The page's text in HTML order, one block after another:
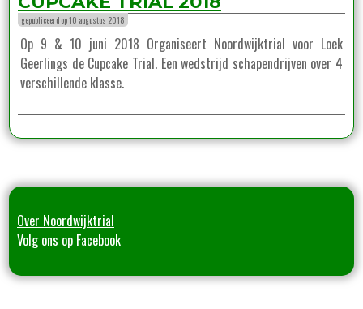
gepubliceerd op 10 augustus 2018
Op 9 & 10 juni 2018 Organiseert Noordwijktrial voor Loek
Geerlings de Cupcake Trial. Een wedstrijd schapendrijven over 4
verschillende klasse.
Over Noordwijktrial
Volg ons op Facebook